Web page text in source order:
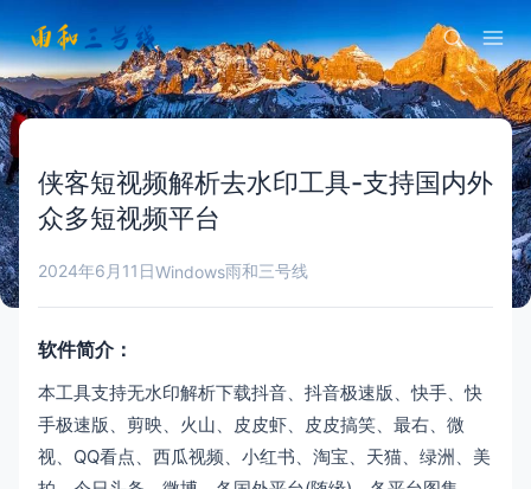
侠客短视频解析去水印工具-支持国内外
众多短视频平台
2024年6月11日Windows雨和三号线
软件简介：
本工具支持无水印解析下载抖音、抖音极速版、快手、快
手极速版、剪映、火山、皮皮虾、皮皮搞笑、最右、微
视、QQ看点、西瓜视频、小红书、淘宝、天猫、绿洲、美